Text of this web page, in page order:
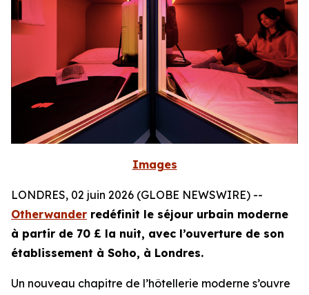
Images
LONDRES, 02 juin 2026 (GLOBE NEWSWIRE) --
Otherwander redéfinit le séjour urbain moderne
à partir de 70 £ la nuit, avec l’ouverture de son
établissement à Soho, à Londres.
Un nouveau chapitre de l’hôtellerie moderne s’ouvre